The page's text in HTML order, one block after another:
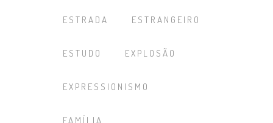
ESTRADA ESTRANGEIRO
ESTUDO EXPLOSÃO
EXPRESSIONISMO
FAMÍLIA